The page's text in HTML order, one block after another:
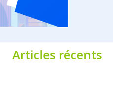
Articles récents